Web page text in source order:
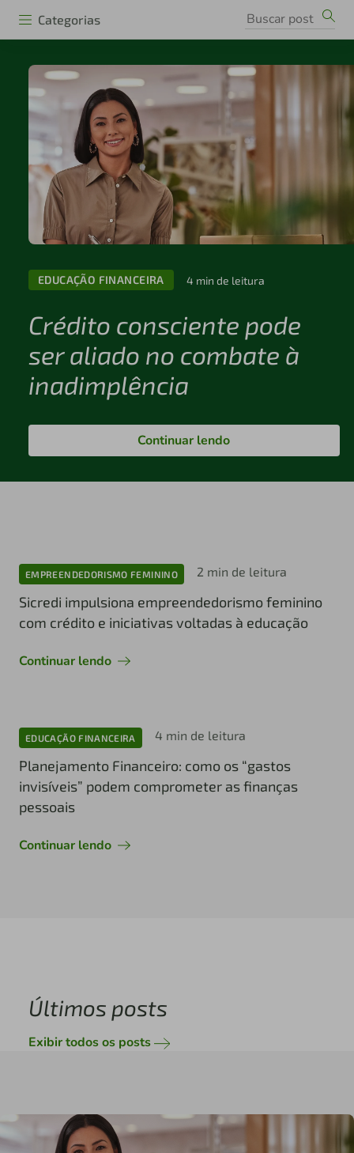
Categorias
EDUCAÇÃO FINANCEIRA 4 min de leitura
Crédito consciente pode
ser aliado no combate à
inadimplência
Continuar lendo
EMPREENDEDORISMO FEMININO 2 min de leitura
Sicredi impulsiona empreendedorismo feminino
com crédito e iniciativas voltadas à educação
Continuar lendo
EDUCAÇÃO FINANCEIRA 4 min de leitura
Planejamento Financeiro: como os “gastos
invisíveis” podem comprometer as finanças
pessoais
Continuar lendo
Últimos posts
Exibir todos os posts